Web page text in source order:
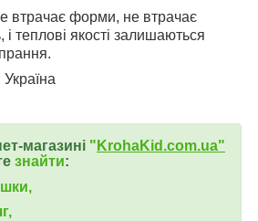
втрачає форми, не втрачає
і теплові якості залишаються
Україна
магазині " KrohaKid.com.ua"
знайти: